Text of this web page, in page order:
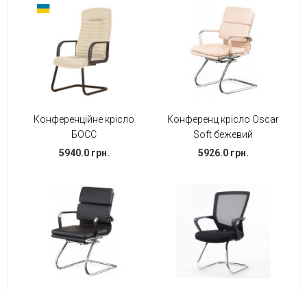
Конференційне крісло
БОСС
5940.0 грн.
Конференц крісло Oscar
Soft бежевий
5926.0 грн.